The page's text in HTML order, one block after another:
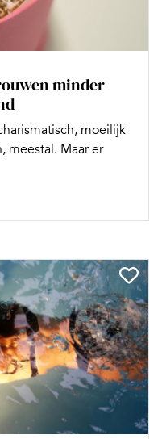
minder
moeilijk
meestal. Maar er